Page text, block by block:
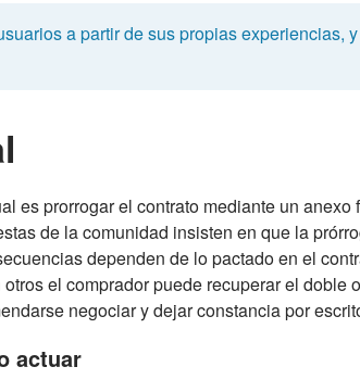
a partir de sus propias
es prorrogar el contrato mediante un
de la comunidad insisten en que la
dependen de lo pactado en el
el comprador puede recuperar el
negociar y dejar constancia por
actuar